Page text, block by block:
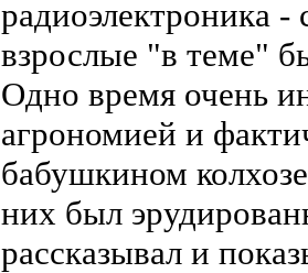
радиоэлектроника
взрослые "в теме"
Одно время очень
агрономией и
бабушкином
них был
рассказывал и